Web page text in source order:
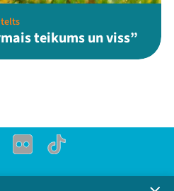
teikums un viss”
Flick TikTok